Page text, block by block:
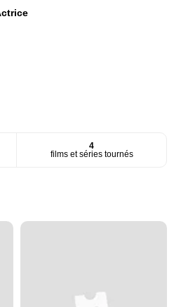
4
films et séries tournés